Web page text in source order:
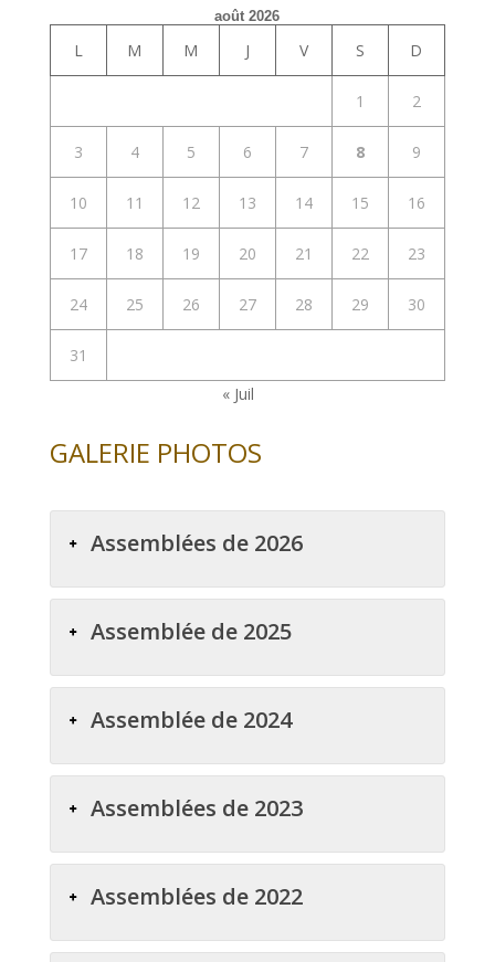
août 2026
L M M J V S D
1 2
3 4 5 6 7 8 9
10 11 12 13 14 15 16
17 18 19 20 21 22 23
24 25 26 27 28 29 30
31
« Juil
GALERIE PHOTOS
Assemblées de 2026
Assemblée de 2025
Assemblée de 2024
Assemblées de 2023
Assemblées de 2022